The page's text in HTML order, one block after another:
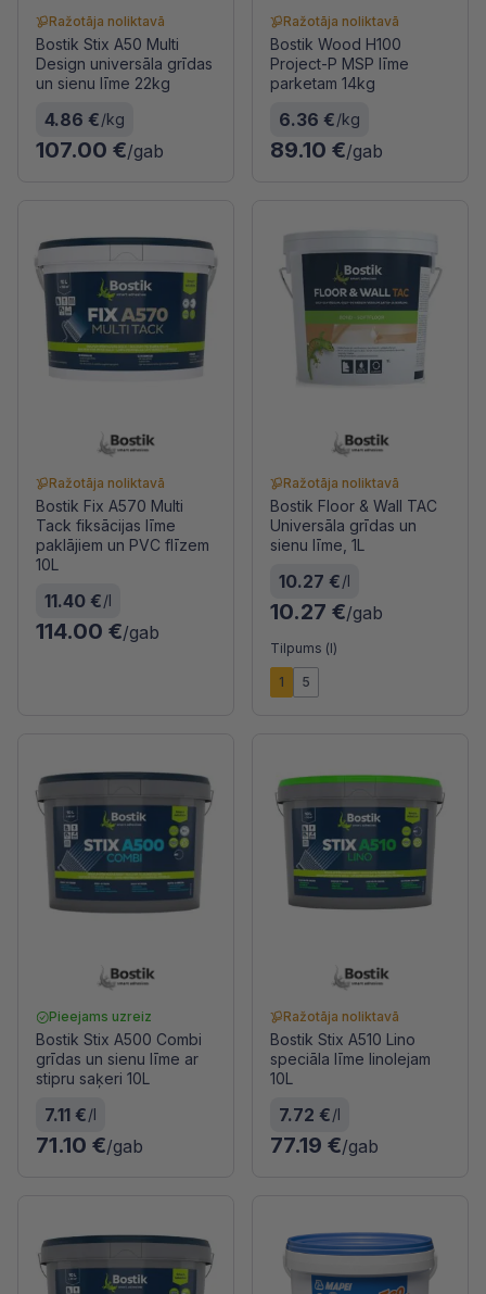
Ražotāja noliktavā
Bostik Stix A50 Multi
Design universāla grīdas
un sienu līme 22kg
4.86 €/kg
107.00 €/gab
Ražotāja noliktavā
Bostik Wood H100
Project-P MSP līme
parketam 14kg
6.36 €/kg
89.10 €/gab
Ražotāja noliktavā
Bostik Fix A570 Multi
Tack fiksācijas līme
paklājiem un PVC flīzem
10L
11.40 €/l
114.00 €/gab
Ražotāja noliktavā
Bostik Floor & Wall TAC
Universāla grīdas un
sienu līme, 1L
10.27 €/l
10.27 €/gab
Tilpums (l)
1 5
Pieejams uzreiz
Bostik Stix A500 Combi
grīdas un sienu līme ar
stipru saķeri 10L
7.11 €/l
71.10 €/gab
Ražotāja noliktavā
Bostik Stix A510 Lino
speciāla līme linolejam
10L
7.72 €/l
77.19 €/gab